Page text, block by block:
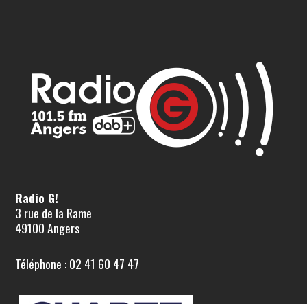
Radio G!
3 rue de la Rame
49100 Angers
Téléphone : 02 41 60 47 47